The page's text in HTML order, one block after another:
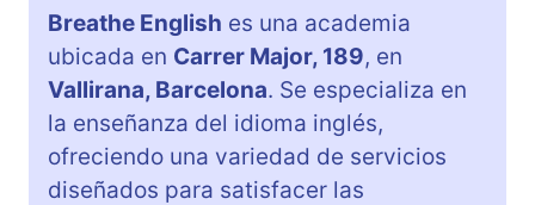
Breathe English es una academia
ubicada en Carrer Major, 189, en
Vallirana, Barcelona. Se especializa en
la enseñanza del idioma inglés,
ofreciendo una variedad de servicios
diseñados para satisfacer las